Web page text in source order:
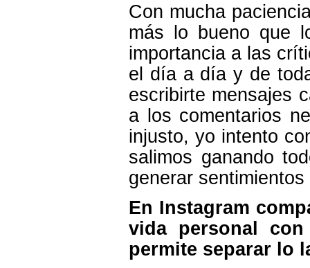
Con mucha
más lo bueno que
importancia a las
el día a día y de
escribirte mensajes
a los comentarios
injusto, yo intento
salimos ganando
generar
En Instagram
vida personal
permite separar lo